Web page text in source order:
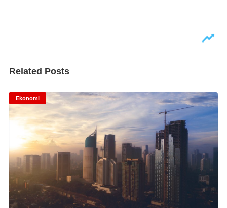
Related Posts
Ekonomi